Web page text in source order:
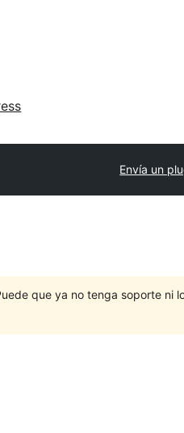
Envía un
que ya no tenga soporte ni